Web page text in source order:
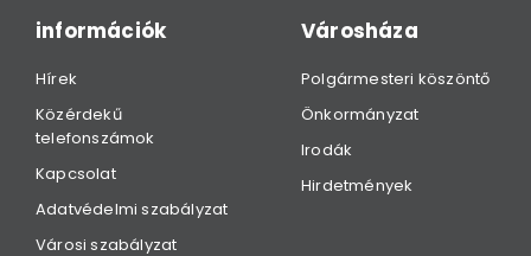
információk
Hírek
Közérdekű
telefonszámok
Kapcsolat
Adatvédelmi szabályzat
Városi szabályzat
Városháza
Polgármesteri köszöntő
Önkormányzat
Irodák
Hirdetmények